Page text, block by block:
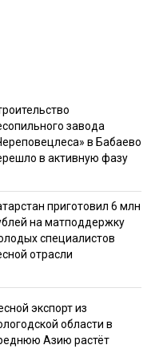
завода
в Бабаево
в активную фазу
приготовил 6 млн
на матподдержку
специалистов
отрасли
экспорт из
области в
Азию растёт